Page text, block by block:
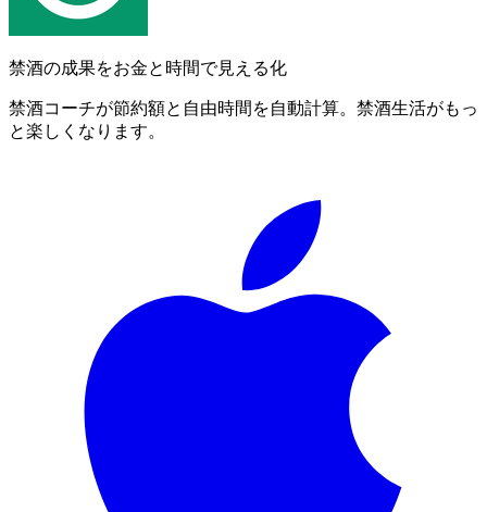
禁酒の成果をお金と時間で見える化
禁酒コーチが節約額と自由時間を自動計算。禁酒生活がもっ
と楽しくなります。